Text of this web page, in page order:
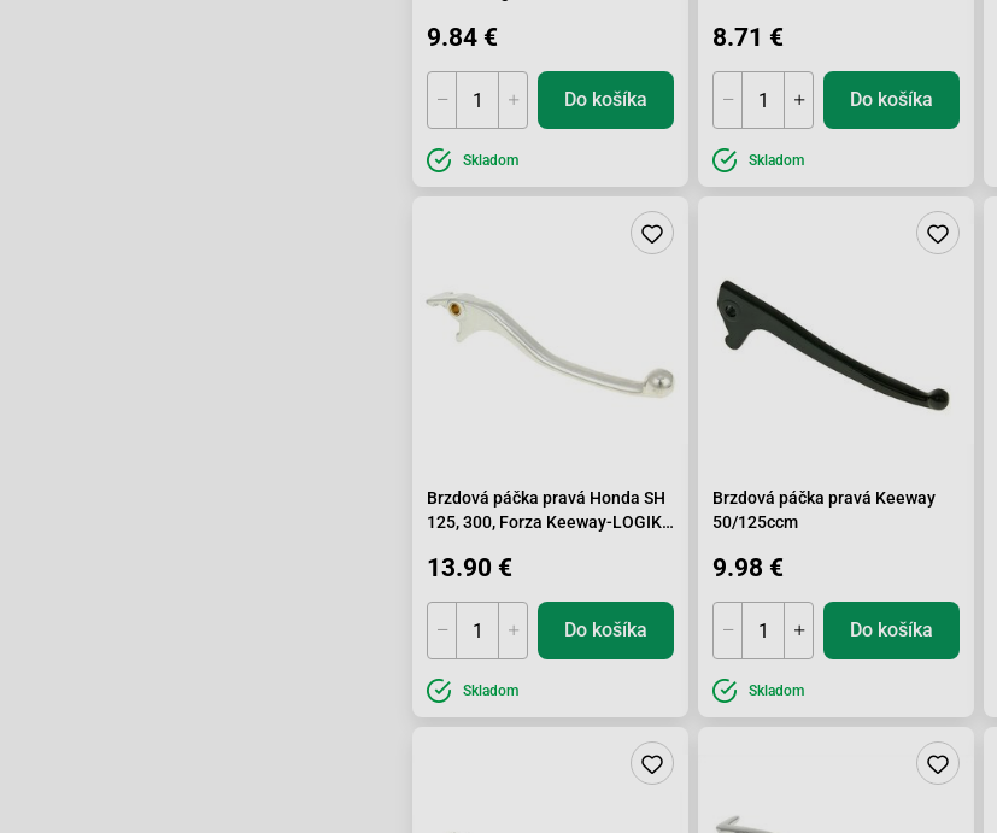
9.84 €
Do košíka
Skladom
8.71 €
Do košíka
Skladom
Brzdová páčka pravá Honda SH
125, 300, Forza Keeway-LOGIK
13.90 €
Do košíka
Skladom
Brzdová páčka pravá Keeway
50/125ccm
9.98 €
Do košíka
Skladom